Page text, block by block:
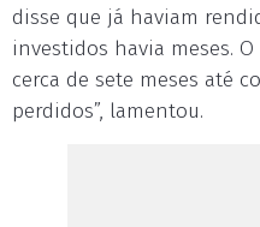
disse que já haviam
investidos havia meses.
cerca de sete meses até
perdidos”, lamentou.